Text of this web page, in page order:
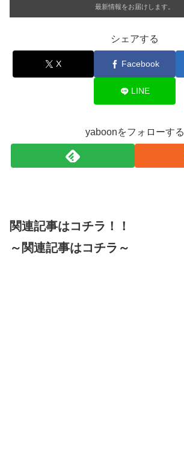
最新情報をお届けします。
シェアする
X Facebook
LINE
yaboonをフォローする
関連記事はコチラ！！
～関連記事はコチラ～